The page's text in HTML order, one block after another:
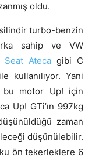
oldu.
turbo-benzin
sahip ve VW
Seat Atecagibi C
kullanılıyor. Yani
bu motor Up! için
Up! GTi’ın 997kg
zaman
düşünülebilir.
ön tekerleklere 6